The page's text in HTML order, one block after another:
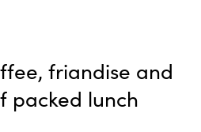
friandise and
packed lunch